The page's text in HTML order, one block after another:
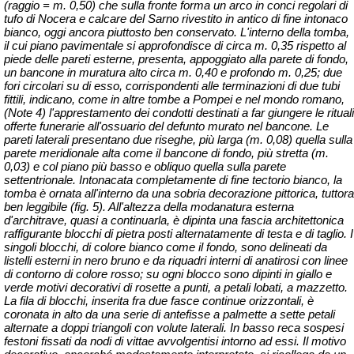
(raggio = m. 0,50) che sulla fronte forma un arco in conci regolari di
tufo di Nocera e calcare del Sarno rivestito in antico di fine intonaco
bianco, oggi ancora piuttosto ben conservato. L'interno della tomba,
il cui piano pavimentale si approfondisce di circa m. 0,35 rispetto al
piede delle pareti esterne, presenta, appoggiato alla parete di fondo,
un bancone in muratura alto circa m. 0,40 e profondo m. 0,25; due
fori circolari su di esso, corrispondenti alle terminazioni di due tubi
fittili, indicano, come in altre tombe a Pompei e nel mondo romano,
(Note 4) l'apprestamento dei condotti destinati a far giungere le rituali
offerte funerarie all'ossuario del defunto murato nel bancone. Le
pareti laterali presentano due riseghe, più larga (m. 0,08) quella sulla
parete meridionale alta come il bancone di fondo, più stretta (m.
0,03) e col piano più basso e obliquo quella sulla parete
settentrionale. Intonacata completamente di fine tectorio bianco, la
tomba è ornata all'interno da una sobria decorazione pittorica, tuttora
ben leggibile (fig. 5). All'altezza della modanatura esterna
d'architrave, quasi a continuarla, è dipinta una fascia architettonica
raffigurante blocchi di pietra posti alternatamente di testa e di taglio. I
singoli blocchi, di colore bianco come il fondo, sono delineati da
listelli esterni in nero bruno e da riquadri interni dianatirosicon linee
di contorno di colore rosso; su ogni blocco sono dipinti in giallo e
verde motivi decorativi di rosette a punti, a petali lobati, a mazzetto.
La fila di blocchi, inserita fra due fasce continue orizzontali, è
coronata in alto da una serie di antefisse a palmette a sette petali
alternate a doppi triangoli con volute laterali. In basso reca sospesi
festoni fissati da nodi di vittae avvolgentisi intorno ad essi. Il motivo